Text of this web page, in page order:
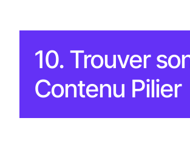
10. Trouver
Contenu Pilier